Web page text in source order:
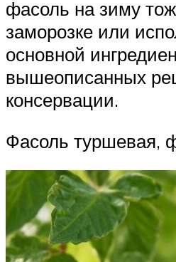
фасоль на зиму
заморозке или
основной
вышеописанных
консервации.
Фасоль туршевая,